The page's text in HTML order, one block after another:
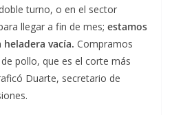
turno, o en el sector
llegar a fin de mes; estamos
vacía. Compramos
pollo, que es el corte más
Duarte, secretario de